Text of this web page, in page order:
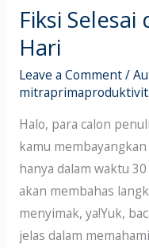
Fiksi
Hari
Leave a Comment/
Halo, para calon
kamu
hanya dalam waktu
akan membahas
menyimak, ya!Yuk,
jelas dalam
Hari